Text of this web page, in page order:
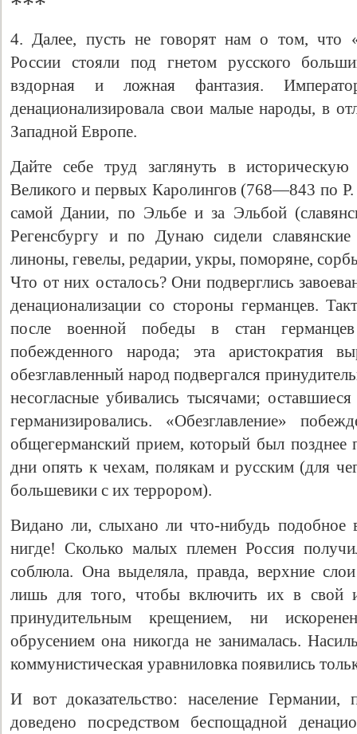
4. Далее, пусть не говорят нам о том, что
России стояли под гнетом русского
вздорная и ложная фантазия.
денационализировала свои малые народы, в
Западной Европе.
Дайте себе труд заглянуть в
Великого и первых Каролингов (768—843 по
самой Дании, по Эльбе и за Эльбой
Регенсбургу и по Дунаю сидели
линоны, гевелы, редарии, укры, поморяне,
Что от них осталось? Они подверглись
денационализации со стороны германцев.
после военной победы в стан
побежденного народа; эта аристократия
обезглавленный народ подвергался
несогласные убивались тысячами;
германизировались. «Обезглавление»
общегерманский прием, который был
дни опять к чехам, полякам и русским (для
большевики с их террором).
Видано ли, слыхано ли что-нибудь подобное
нигде! Сколько малых племен Россия
соблюла. Она выделяла, правда, верхние
лишь для того, чтобы включить их в свой
принудительным крещением, ни
обрусением она никогда не занималась.
коммунистическая уравниловка появились
И вот доказательство: население Германии,
доведено посредством беспощадной